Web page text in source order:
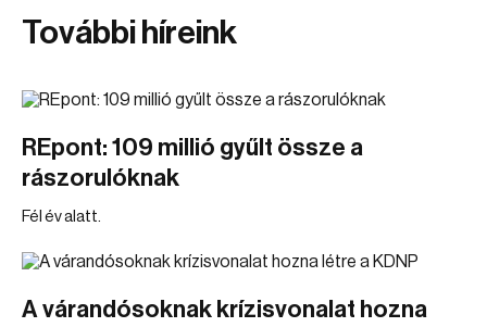
További híreink
REpont: 109 millió gyűlt össze a
rászorulóknak
Fél év alatt.
A várandósoknak krízisvonalat hozna